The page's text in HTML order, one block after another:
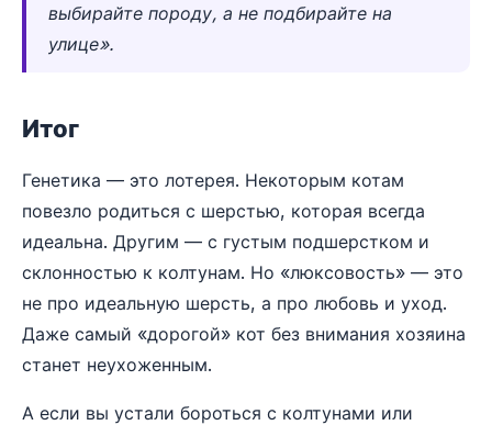
выбирайте породу, а не подбирайте на
улице».
Итог
Генетика — это лотерея. Некоторым котам
повезло родиться с шерстью, которая всегда
идеальна. Другим — с густым подшерстком и
склонностью к колтунам. Но «люксовость» — это
не про идеальную шерсть, а про любовь и уход.
Даже самый «дорогой» кот без внимания хозяина
станет неухоженным.
А если вы устали бороться с колтунами или